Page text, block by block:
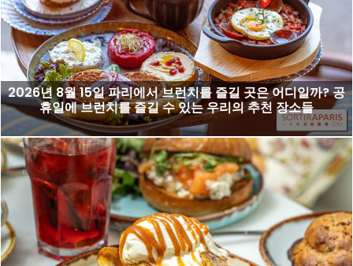
2026년 8월 15일 파리에서 브런치를 즐길 곳은 어디일까? 공
휴일에 브런치를 즐길 수 있는 우리의 추천 장소들